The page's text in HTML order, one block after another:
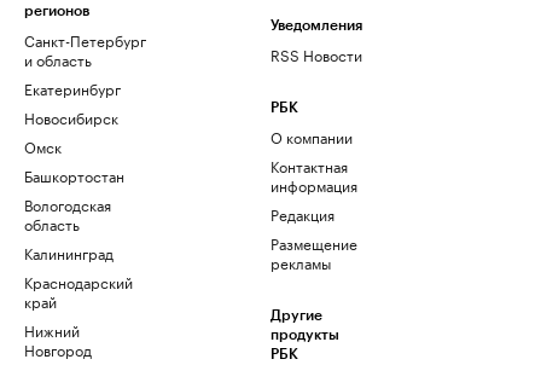
регионов
Санкт-Петербург
и область
Екатеринбург
Новосибирск
Омск
Башкортостан
Вологодская
область
Калининград
Краснодарский
край
Нижний
Новгород
Уведомления
RSS Новости
РБК
О компании
Контактная
информация
Редакция
Размещение
рекламы
Другие
продукты
РБК